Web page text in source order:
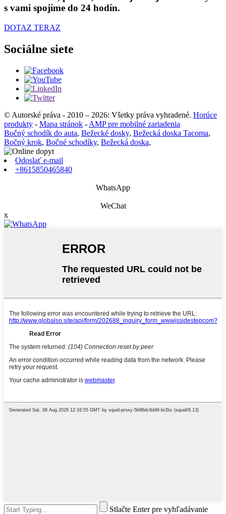
s vami spojíme do 24 hodín.
DOTAZ TERAZ
Sociálne siete
© Autorské práva - 2010 – 2026: Všetky práva vyhradené. Horúce
produkty - Mapa stránok - AMP pre mobilné zariadenia
Bočný schodík do auta, Bežecké dosky, Bežecká doska Tacoma,
Bočný krok, Bočné schodíky, Bežecká doska,
Odoslať e-mail
+8615850465840
WhatsApp
WeChat
x
Stlačte Enter pre vyhľadávanie